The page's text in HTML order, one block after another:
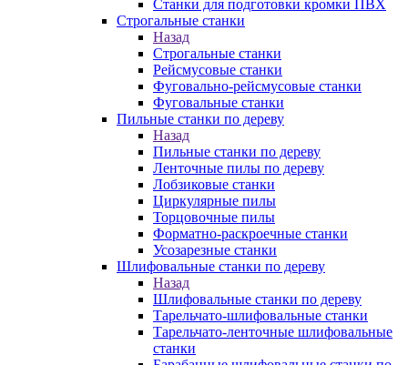
Станки для подготовки кромки ПВХ
Строгальные станки
Назад
Строгальные станки
Рейсмусовые станки
Фуговально-рейсмусовые станки
Фуговальные станки
Пильные станки по дереву
Назад
Пильные станки по дереву
Ленточные пилы по дереву
Лобзиковые станки
Циркулярные пилы
Торцовочные пилы
Форматно-раскроечные станки
Усозарезные станки
Шлифовальные станки по дереву
Назад
Шлифовальные станки по дереву
Тарельчато-шлифовальные станки
Тарельчато-ленточные шлифовальные
станки